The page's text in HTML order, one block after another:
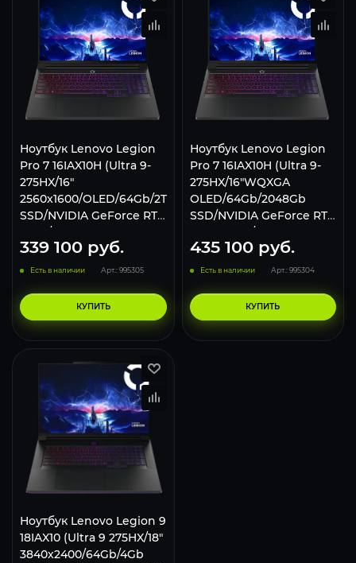
Ноутбук Lenovo Legion
Pro 7 16IAX10H (Ultrа 9-
275НX/16"
2560x1600/OLED/64Gb/2Tb
SSD/NVIDIA GeForce RTX
5080/Win 11 Pro) Black
339 100 руб.
Есть в наличии Арт.: 995305
КУПИТЬ
Ноутбук Lenovo Legion
Pro 7 16IAX10H (Ultrа 9-
275НX/16"WQXGA
OLED/64Gb/2048Gb
SSD/NVIDIA GeForce RTX
5090 24Gb/Win 11 Home)
83F50018US, Black
435 100руб.
Есть в наличии Арт.: 995304
КУПИТЬ
Ноутбук Lenovo Legion 9
18IAX10 (Ultra 9 275HX/18"
3840x2400/64Gb/4Gb